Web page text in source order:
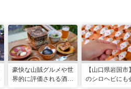
豪快な山賊グルメや世
界的に評価される酒蔵
【山口県岩国市
のシロヘビにも